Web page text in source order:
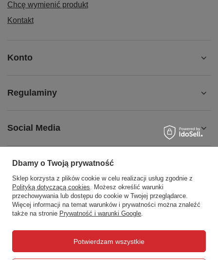
Chcę wymienić produkt
Kontakt
Konto
Regulaminy
Social Media
508372615 biuro@centrumwarsztatowe.pl
CentrumWarsztatowe.pl,Hetmańska 25,15-727Białystok
W sklepie prezentujemy ceny brutto (z VAT).
Dbamy o Twoją prywatność
Sklep korzysta z plików cookie w celu realizacji usług zgodnie z
Polityką dotyczącą cookies. Możesz określić warunki
przechowywania lub dostępu do cookie w Twojej przeglądarce.
Więcej informacji na temat warunków i prywatności można znaleźć
także na stronie Prywatność i warunki Google.
Potwierdzam wszystkie